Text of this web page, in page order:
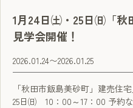
1月24日㈯・25日㈰「
見学会開催！
2026.01.24〜2026.01.25
「秋田市飯島美砂町」建売住
25日㈰ 10：00～17：00 予約